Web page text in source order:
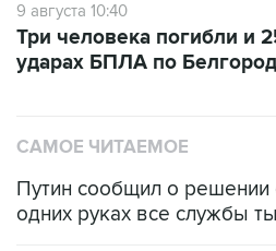
9 августа 10:40
Три человека погибли и
ударах БПЛА по
САМОЕ ЧИТАЕМОЕ
Путин сообщил о решении
одних руках все службы